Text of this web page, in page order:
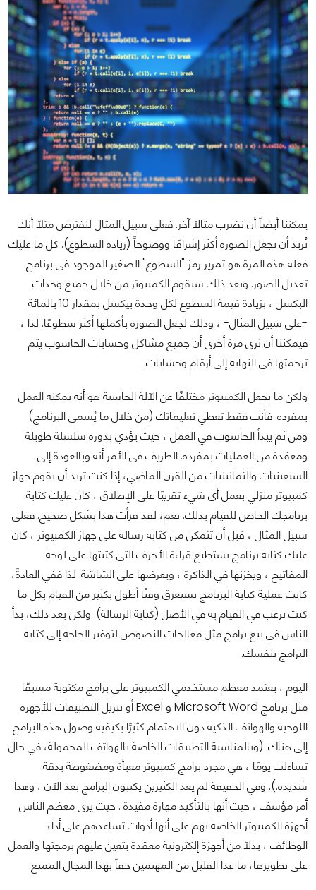
يمكننا أيضاً أن نضرب مثالاً آخر. فعلى سبيل المثال لنفترض مثلاً أنك
تُريد أن تجعل الصورة أكثر إشراقًا ووضوحاً (زيادة السطوع). كل ما عليك
فعله هذه المرة هو تمرير رمز "السطوع" الصغير الموجود في برنامج
تعديل الصور. وبعد ذلك سيقوم الكمبيوتر من خلال جميع وحدات
البكسل ، بزيادة قيمة السطوع لكل وحدة بيكسل بمقدار 10 بالمائة
-على سبيل المثال- ، وذلك لجعل الصورة بأكملها أكثر سطوعًا. لذا ،
فيمكننا أن نرى مرة أخرى أن جميع مشاكل وحسابات الحاسوب يتم
ترجمتها في النهاية إلى أرقام وحسابات.
ولكن ما يجعل الكمبيوتر مختلفًا عن الآلة الحاسبة هو أنه يمكنه العمل
بمفرده. فأنت فقط تعطي تعليماتك (من خلال ما يُسمى البرنامج)
ومن ثم يبدأ الحاسوب في العمل ، حيث يؤدي بدوره سلسلة طويلة
ومعقدة من العمليات بمفرده. الطريف في الأمر أنه وبالعودة إلى
السبعينيات والثمانينيات من القرن الماضي، إذا كنت تريد أن يقوم جهاز
كمبيوتر منزلي بعمل أي شيء تقريبًا على الإطلاق ، كان عليك كتابة
برنامجك الخاص للقيام بذلك. نعم، لقد قرأت هذا بشكل صحيح. فعلى
سبيل المثال ، قبل أن تتمكن من كتابة رسالة على جهاز الكمبيوتر ، كان
عليك كتابة برنامج يستطيع قراءة الأحرف التي كتبتها على لوحة
المفاتيح ، ويخزنها في الذاكرة ، ويعرضها على الشاشة. لذا ففي العادةً،
كانت عملية كتابة البرنامج تستغرق وقتًا أطول بكثير من القيام بكل ما
كنت ترغب في القيام به في الأصل (كتابة الرسالة). ولكن بعد ذلك، بدأ
الناس في بيع برامج مثل معالجات النصوص لتوفير الحاجة إلى كتابة
البرامج بنفسك.
اليوم ، يعتمد معظم مستخدمي الكمبيوتر على برامج مكتوبة مسبقًا
مثل برنامج Microsoft Word و Excel أو تنزيل التطبيقات للأجهزة
اللوحية والهواتف الذكية دون الاهتمام كثيرًا بكيفية وصول هذه البرامج
إلى هناك. (وبالمناسبة التطبيقات الخاصة بالهواتف المحمولة، في حال
تساءلت يومًا ، هي مجرد برامج كمبيوتر معبأة ومضغوطة بدقة
شديدة.). وفي الحقيقة لم يعد الكثيرين يكتبون البرامج بعد الآن ، وهذا
أمر مؤسف ، حيث أنها بالتأكيد مهارة مفيدة . حيث يرى معظم الناس
أجهزة الكمبيوتر الخاصة بهم على أنها أدوات تساعدهم على أداء
الوظائف ، بدلاً من أجهزة إلكترونية معقدة يتعين عليهم برمجتها والعمل
على تطويرها، ما عدا القليل من المهتمين حقاً بهذا المجال الممتع.